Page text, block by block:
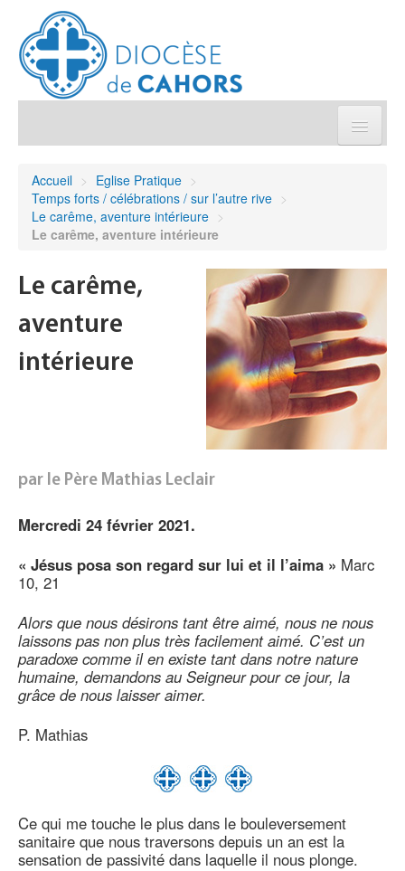
Démarches et sacrements
Je donne
Accueil > Eglise Pratique >
Temps forts / célébrations / sur l’autre rive >
Le carême, aventure intérieure >
Le carême, aventure intérieure
Le carême,
aventure
intérieure
par le Père Mathias Leclair
Mercredi 24 février 2021.
« Jésus posa son regard sur lui et il l’aima » Marc
10, 21
Alors que nous désirons tant être aimé, nous ne nous
laissons pas non plus très facilement aimé. C’est un
paradoxe comme il en existe tant dans notre nature
humaine, demandons au Seigneur pour ce jour, la
grâce de nous laisser aimer.
P. Mathias
Ce qui me touche le plus dans le bouleversement
sanitaire que nous traversons depuis un an est la
sensation de passivité dans laquelle il nous plonge.